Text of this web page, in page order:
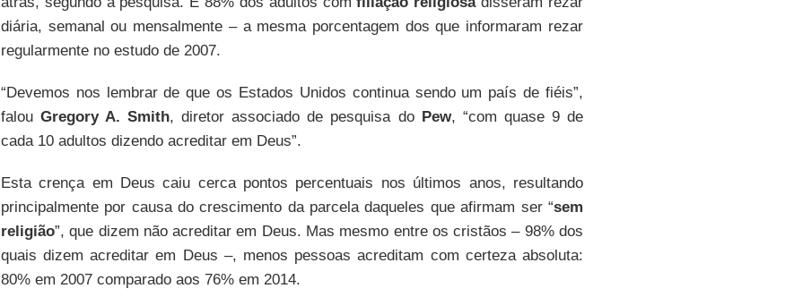
diária, semanal ou mensalmente – a mesma porcentagem dos que informaram rezar
regularmente no estudo de 2007.
“Devemos nos lembrar de que os Estados Unidos continua sendo um país de fiéis”,
falouGregory A. Smith, diretor associado de pesquisa do Pew, “com quase 9 de
cada 10 adultos dizendo acreditar em Deus”.
Esta crença em Deus caiu cerca pontos percentuais nos últimos anos, resultando
principalmente por causa do crescimento da parcela daqueles que afirmam ser “sem
religião”, que dizem não acreditar em Deus. Mas mesmo entre os cristãos – 98% dos
quais dizem acreditar em Deus –, menos pessoas acreditam com certeza absoluta:
80% em 2007 comparado aos 76% em 2014.